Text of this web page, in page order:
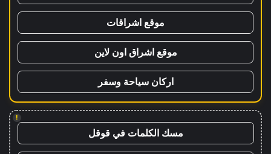
موقع اشراقات
موقع اشراق اون لاين
اركان سياحة وسفر
!
مسك الكلمات في قوقل